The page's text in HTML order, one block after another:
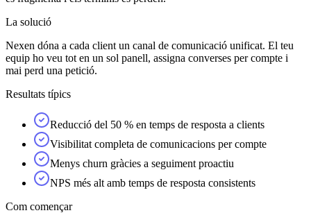
La solució
Nexen dóna a cada client un canal de comunicació unificat. El teu
equip ho veu tot en un sol panell, assigna converses per compte i
mai perd una petició.
Resultats típics
Reducció del 50 % en temps de resposta a clients
Visibilitat completa de comunicacions per compte
Menys churn gràcies a seguiment proactiu
NPS més alt amb temps de resposta consistents
Com començar